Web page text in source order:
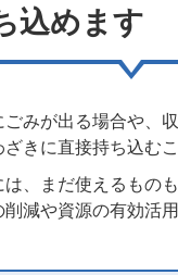
込めます
みが出る場合や、
きに直接持ち込むこ
、まだ使えるもの
減や資源の有効活